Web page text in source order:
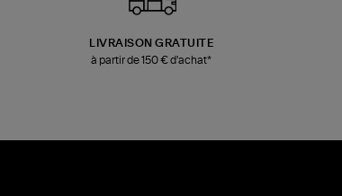
LIVRAISON GRATUITE
à partir de 150 € d'achat*